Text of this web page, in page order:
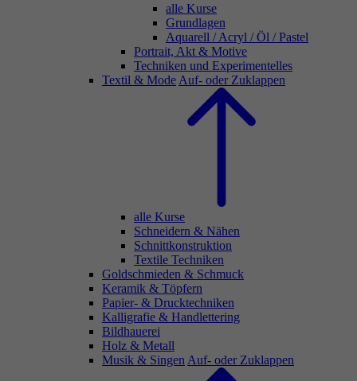
alle Kurse
Grundlagen
Aquarell / Acryl / Öl / Pastel
Portrait, Akt & Motive
Techniken und Experimentelles
Textil & Mode Auf- oder Zuklappen
alle Kurse
Schneidern & Nähen
Schnittkonstruktion
Textile Techniken
Goldschmieden & Schmuck
Keramik & Töpfern
Papier- & Drucktechniken
Kalligrafie & Handlettering
Bildhauerei
Holz & Metall
Musik & Singen Auf- oder Zuklappen